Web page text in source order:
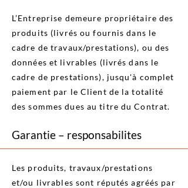
L’Entreprise demeure propriétaire des
produits (livrés ou fournis dans le
cadre de travaux/prestations), ou des
données et livrables (livrés dans le
cadre de prestations), jusqu'à complet
paiement par le Client de la totalité
des sommes dues au titre du Contrat.
Garantie – responsabilites
Les produits, travaux/prestations
et/ou livrables sont réputés agréés par